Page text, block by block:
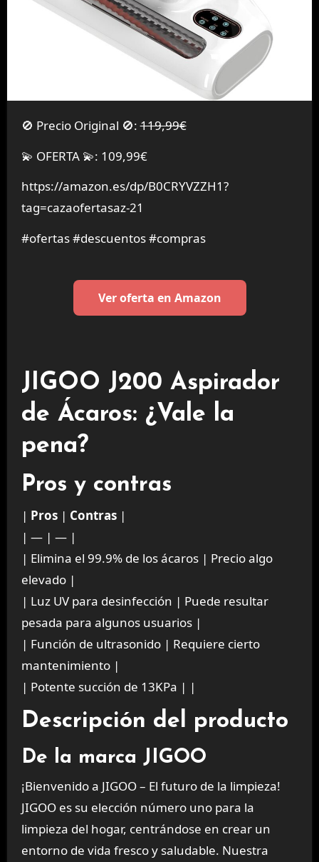
🚫 Precio Original 🚫:119,99€
💫 OFERTA 💫: 109,99€
https://amazon.es/dp/B0CRYVZZH1?
tag=cazaofertasaz-21
#ofertas #descuentos #compras
Ver oferta en Amazon
JIGOO J200 Aspirador
de Ácaros: ¿Vale la
pena?
Pros y contras
| Pros| Contras|
| — | — |
| Elimina el 99.9% de los ácaros | Precio algo
elevado |
| Luz UV para desinfección | Puede resultar
pesada para algunos usuarios |
| Función de ultrasonido | Requiere cierto
mantenimiento |
| Potente succión de 13KPa | |
Descripción del producto
De la marca JIGOO
¡Bienvenido a JIGOO – El futuro de la limpieza!
JIGOO es su elección número uno para la
limpieza del hogar, centrándose en crear un
entorno de vida fresco y saludable. Nuestra